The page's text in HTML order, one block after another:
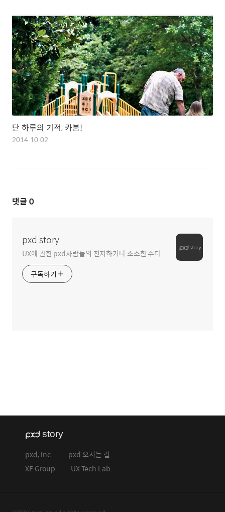
단 하루의 기적, 카붐!
2014.10.02
댓글 0
pxd story
UX에 관한 pxd사람들의 진지하거나 소소한 수다
구독하기
pxd, inc.
pxd 오시는 길
XE Group
UX Tech Lab.